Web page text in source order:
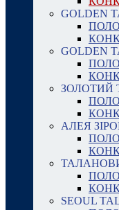
GOLDEN
GOLDEN
ЗОЛОТИЙ
АЛЕЯ
SEOUL